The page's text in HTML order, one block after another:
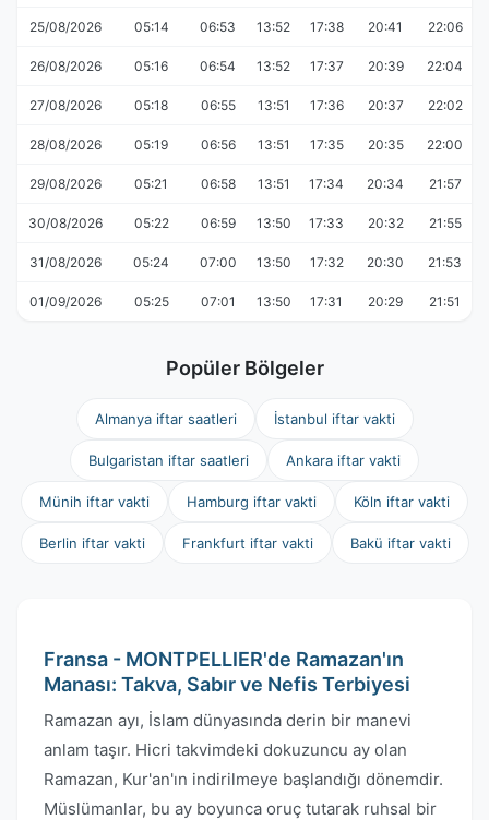
25/08/2026 05:14 06:53 13:52 17:38 20:41 22:06
26/08/2026 05:16 06:54 13:52 17:37 20:39 22:04
27/08/2026 05:18 06:55 13:51 17:36 20:37 22:02
28/08/2026 05:19 06:56 13:51 17:35 20:35 22:00
29/08/2026 05:21 06:58 13:51 17:34 20:34 21:57
30/08/2026 05:22 06:59 13:50 17:33 20:32 21:55
31/08/2026 05:24 07:00 13:50 17:32 20:30 21:53
01/09/2026 05:25 07:01 13:50 17:31 20:29 21:51
Popüler Bölgeler
Almanya iftar saatleri İstanbul iftar vakti
Bulgaristan iftar saatleri Ankara iftar vakti
Münih iftar vakti Hamburg iftar vakti Köln iftar vakti
Berlin iftar vakti Frankfurt iftar vakti Bakü iftar vakti
Fransa - MONTPELLIER'de Ramazan'ın
Manası: Takva, Sabır ve Nefis Terbiyesi
Ramazan ayı, İslam dünyasında derin bir manevi
anlam taşır. Hicri takvimdeki dokuzuncu ay olan
Ramazan, Kur'an'ın indirilmeye başlandığı dönemdir.
Müslümanlar, bu ay boyunca oruç tutarak ruhsal bir